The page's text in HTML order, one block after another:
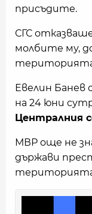
присъдите.
СГС
молбите му,
територията
Евелин Банев
на 24 юни
Централния
МВР още не
държави
територията